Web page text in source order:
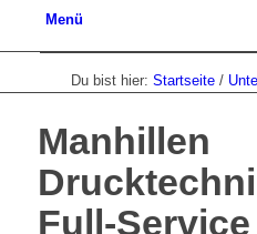
Menü
Du bist hier: Startseite /
Manhillen
Full-